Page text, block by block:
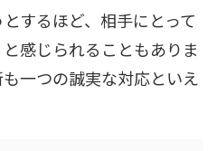
するほど、相手にとって
感じられることもありま
一つの誠実な対応といえ